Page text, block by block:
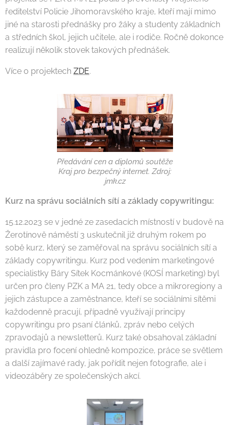
ředitelství Policie Jihomoravského kraje, kteří mají mimo
jiné na starosti přednášky pro žáky a studenty základních
a středních škol, jejich učitele, ale i rodiče. Ročně dokonce
realizují několik stovek takových přednášek.
Více o projektech ZDE.
Předávání cen a diplomů soutěže
Kraj pro bezpečný internet. Zdroj:
jmk.cz
Kurz na správu sociálních sítí a základy copywritingu:
15.12.2023 se v jedné ze zasedacích místností v budově na
Žerotínově náměstí 3 uskutečnil již druhým rokem po
sobě kurz, který se zaměřoval na správu sociálních sítí a
základy copywritingu. Kurz pod vedením marketingové
specialistky Báry Sítek Kocmánkové (KOSÍ marketing) byl
určen pro členy PZK a MA 21, tedy obce a mikroregiony a
jejich zástupce a zaměstnance, kteří se sociálními sítěmi
každodenně pracují, případně využívají principy
copywritingu pro psaní článků, zpráv nebo celých
zpravodajů a newsletterů. Kurz také obsahoval základní
pravidla pro focení ohledně kompozice, práce se světlem
a další zajímavé rady, jak pořídit nejen fotografie, ale i
videozáběry ze společenských akcí.